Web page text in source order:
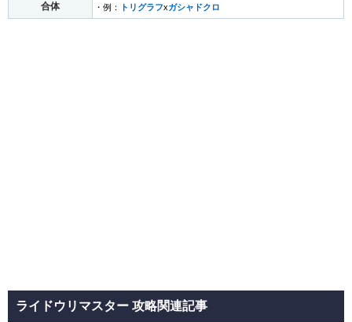
合体 ・例： トリグラフxガシャドクロ
ライドウリマスター 攻略関連記事